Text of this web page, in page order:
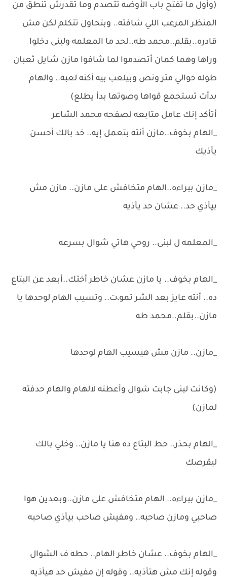
(وأول ما تفتح باب الأوضه تتصدم وما تقدرش تنطق من
المنظر المرعب اللي شافته.. وبتحاول تتكلم لكن مش
قادره..بقلم..محمد طه..لحد ما المعلمه ولبنى دخلوا
وراها وهما كمان أتصدموا لما شافوا مازن شايل ثعبان
طوله حوالي متر ونص وبيلعب بيه أكنه لعبه.. والهام
بدأت تستجمع قواها وصوتها بدأ يطلع)
أتأكد إنك عامل متابعه لصفحه محمد الشاعر
_الهام بخوف..مازن أنته بتعمل إيه.. خد بالك أحسن
يأذيك
_مازن ببراءه..الهام متخافش على مازن.. مازن مش
بيأذي حد.. عشان حد يأذيه
_المعلمه ل لبنى.. روحي هاتي شوال بسرعه
_الهام بخوف.. يا مازن عشان خاطر أختك..أبعد عن البتاع
ده.. أنته عايز بعد الشر تمو،ت.. وتسيب الهام لوحدها يا
مازن..بقلم..محمد طه
_مازن.. مازن مش هيسيب الهام لوحدها
(وكانت لبنى جابت شوال وأعطته لالهام والهام حدفته
لمازن)
_الهام بحذر.. حط البتاع ده هنا يا مازن.. وخلي بالك
ليقرصك
_مازن ببراءه.. الهام متخافش على مازن..وبعدين هوا
صاحبي ومازن صاحبه.. ومفيش صاحب بيأذي صاحبه
_الهام بخوف.. عشان خاطر الهام.. حطه ف الشوال
وقوله إنك مش هتأذيه.. وقوله إن مفيش حد هيأذيه